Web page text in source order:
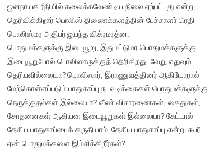
ஜனநாயக ரீதியில் கலைக்கவேண்டிய நிலை ஏற்பட்டது என்று
தெரிவிக்கிறார் பொலிஸ் திணைக்களத்தின் பேச்சாளர் பிரதி
பொலிஸ்மர அதிபர் ஜயந்த விக்ரமரத்ன.
பொதுமக்களுக்கு இடையூறு‚ இதுமட்டுமர பொதுமக்களுக்கு
இடையூறுபோல் பொலிஸாருக்குத் தெரிகிறது. வேறு எதுவும்
தெரியவில்லையா? பொலிஸார்‚ இராணுவத்தினர் ஆகியோரால்
மேற்கொள்ளப்படும் பாதுகாப்பு நடவடிக்கைகள் பொதுமக்களுக்கு
நெருக்குதல்கள் இல்லையா? வீண் விசாரணைகள்‚ கைதுகள்‚
சோதனைகள் ஆகியன இடையூறுகள் இல்லையா? கேட்டால்
தேசிய பாதுகாப்பைக் கருதியாம். தேசிய பாதுகாப்பு என்று கூறி
ஏன் பொதுமக்களை இம்சிக்கிறீர்கள்?